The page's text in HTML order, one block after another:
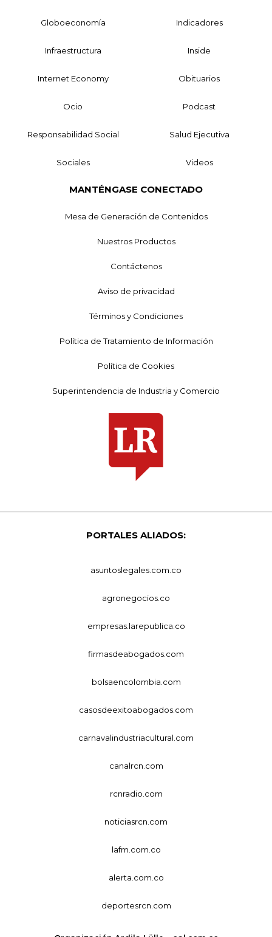
Globoeconomía Indicadores
Infraestructura Inside
Internet Economy Obituarios
Ocio Podcast
Responsabilidad Social Salud Ejecutiva
Sociales Videos
MANTÉNGASE CONECTADO
Mesa de Generación de Contenidos
Nuestros Productos
Contáctenos
Aviso de privacidad
Términos y Condiciones
Política de Tratamiento de Información
Política de Cookies
Superintendencia de Industria y Comercio
PORTALES ALIADOS:
asuntoslegales.com.co
agronegocios.co
empresas.larepublica.co
firmasdeabogados.com
bolsaencolombia.com
casosdeexitoabogados.com
carnavalindustriacultural.com
canalrcn.com
rcnradio.com
noticiasrcn.com
lafm.com.co
alerta.com.co
deportesrcn.com